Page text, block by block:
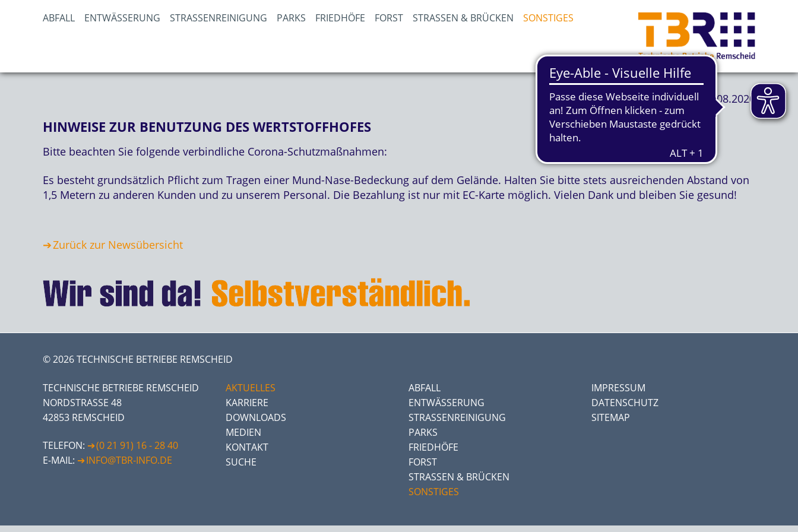
ABFALL ENTWÄSSERUNG STRASSENREINIGUNG PARKS FRIEDHÖFE FORST STRASSEN & BRÜCKEN SONSTIGES
13.08.2020
HINWEISE ZUR BENUTZUNG DES WERTSTOFFHOFES
Bitte beachten Sie folgende verbindliche Corona-Schutzmaßnahmen:
Es besteht grundsätzlich Pflicht zum Tragen einer Mund-Nase-Bedeckung auf dem Gelände. Halten Sie bitte stets ausreichenden Abstand von
1,5 Metern zu anderen Kunden und zu unserem Personal. Die Bezahlung ist nur mit EC-Karte möglich. Vielen Dank und bleiben Sie gesund!
Zurück zur Newsübersicht
© 2026 TECHNISCHE BETRIEBE REMSCHEID
TECHNISCHE BETRIEBE REMSCHEID
NORDSTRASSE 48
42853 REMSCHEID
TELEFON:
(0 21 91) 16 - 28 40
E-MAIL:
INFO@TBR-INFO.DE
AKTUELLES
KARRIERE
DOWNLOADS
MEDIEN
KONTAKT
SUCHE
ABFALL
ENTWÄSSERUNG
STRASSENREINIGUNG
PARKS
FRIEDHÖFE
FORST
STRASSEN & BRÜCKEN
SONSTIGES
IMPRESSUM
DATENSCHUTZ
SITEMAP